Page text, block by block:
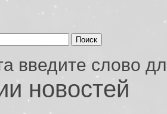
введите слово
новостей